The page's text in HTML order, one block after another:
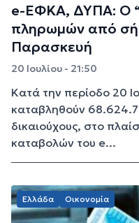
e-ΕΦΚΑ, ΔΥΠΑ: Ο
πληρωμών από
Παρασκευή
20 Ιουλίου - 21:50
Κατά την περίοδο 20
καταβληθούν
δικαιούχους, στο
καταβολών του e...
Ελλάδα Οικονομία